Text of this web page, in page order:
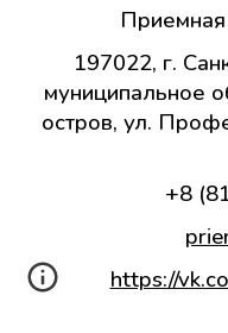
197022, г.
муниципальное
остров, ул.
+8
https://